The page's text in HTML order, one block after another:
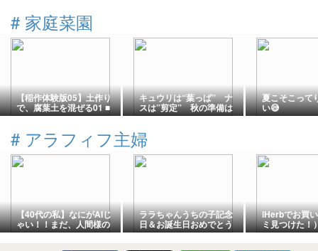
# 家庭菜園
【稲作体験版05】土作り
で、腐葉土を混ぜる01 ■
自然栽培でバケツ稲
キュウリは“葉っぱ” ナ
スは”剪定” 秋の準備は
何する？
夏こそこって
い😅
# アラフィフ主婦
【40代の私】なにがAIじ
ゃい！！まだ、人間様の
方が勝ち！と思ったこ
と。
ララちゃんうちの子記念
日＆お誕生日おめでとう
iHerbでお買
ミ見つけた！